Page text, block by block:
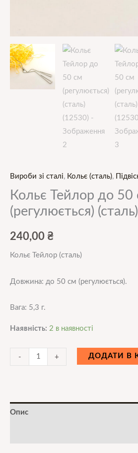
Вироби зі сталі, Кольє (сталь),
Кольє Тейлор до 50
(регулюється)
240,00 ₴
Кольє Тейлор (сталь)
Довжина: до 50 см (регулюється).
Вага: 5,3 г.
Наявність: 2 в наявності
- + ДОДАТИ В
Опис